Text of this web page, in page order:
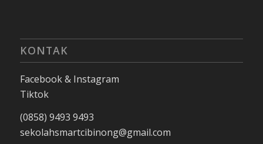
KONTAK
Facebook & Instagram
Tiktok
(0858) 9493 9493
sekolahsmartcibinong@gmail.com